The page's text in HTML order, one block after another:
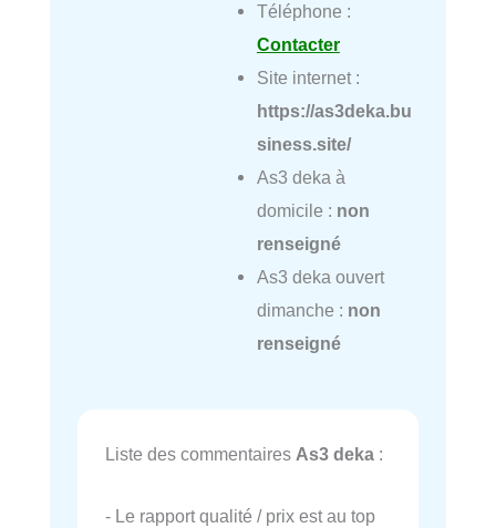
Téléphone :
Contacter
Site internet :
https://as3deka.bu
siness.site/
As3 deka à
domicile : non
renseigné
As3 deka ouvert
dimanche : non
renseigné
Liste des commentaires As3 deka :
- Le rapport qualité / prix est au top